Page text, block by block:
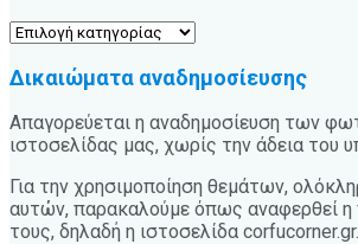
Κατηγορίες
Δικαιώματα αναδημοσίευσης
Απαγορεύεται η αναδημοσίευση των
ιστοσελίδας μας, χωρίς την άδεια του
Για την χρησιμοποίηση θεμάτων,
αυτών, παρακαλούμε όπως αναφερθεί η
τους, δηλαδή η ιστοσελίδα corfucorner.gr.